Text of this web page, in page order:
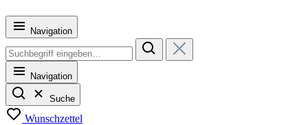
Navigation
Navigation
Suche
Wunschzettel